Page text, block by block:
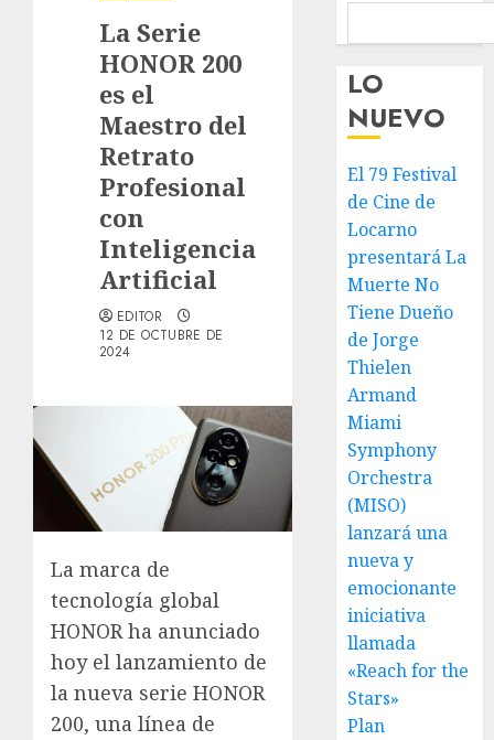
La Serie
HONOR 200
es el
Maestro del
Retrato
Profesional
con
Inteligencia
Artificial
EDITOR
12 DE OCTUBRE DE
2024
La marca de
tecnología global
HONOR ha anunciado
hoy el lanzamiento de
la nueva serie HONOR
200, una línea de
LO
NUEVO
El 79 Festival
de Cine de
Locarno
presentará La
Muerte No
Tiene Dueño
de Jorge
Thielen
Armand
Miami
Symphony
Orchestra
(MISO)
lanzará una
nueva y
emocionante
iniciativa
llamada
«Reach for the
Stars»
Plan